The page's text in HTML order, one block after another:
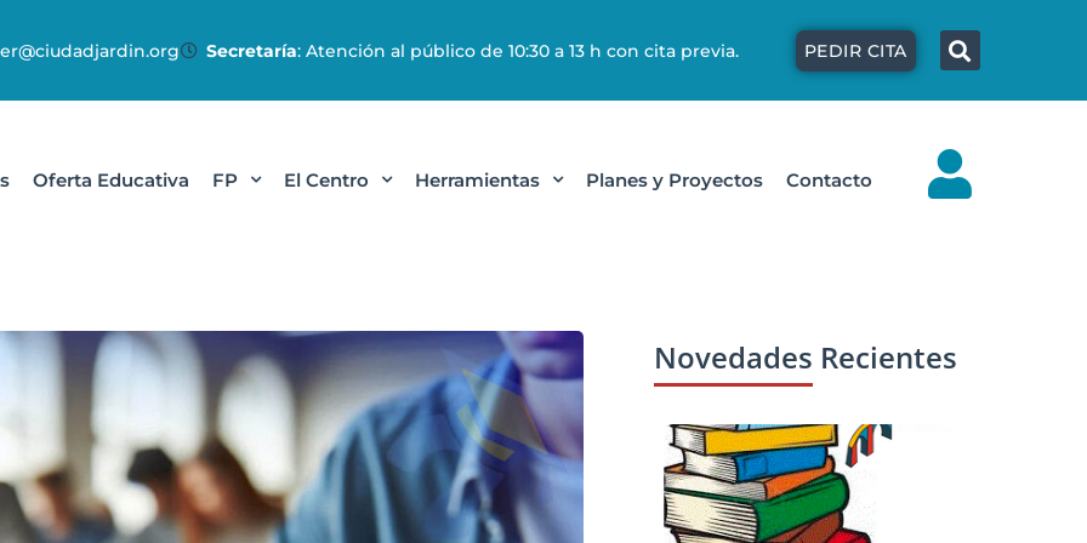
Secretaría: Atención al público de 10:30 a 13 h con cita previa. PEDIR CITA
Oferta Educativa FP El Centro Herramientas Planes y Proyectos Contacto
Novedades Recientes